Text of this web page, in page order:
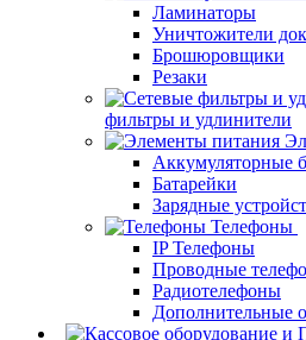
Ламинаторы
Уничтожители
Брошюровщики
Резаки
фильтры и удлинители
Аккумуляторные
Батарейки
Зарядные
Телефоны
IP Телефоны
Проводные
Радиотелефоны
Дополнительные